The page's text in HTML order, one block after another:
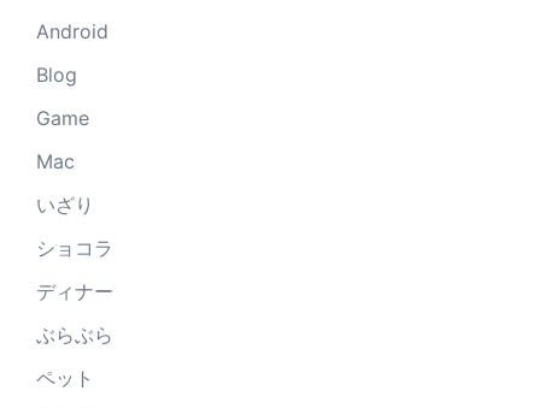
Android
Blog
Game
Mac
いざり
ショコラ
ディナー
ぶらぶら
ペット